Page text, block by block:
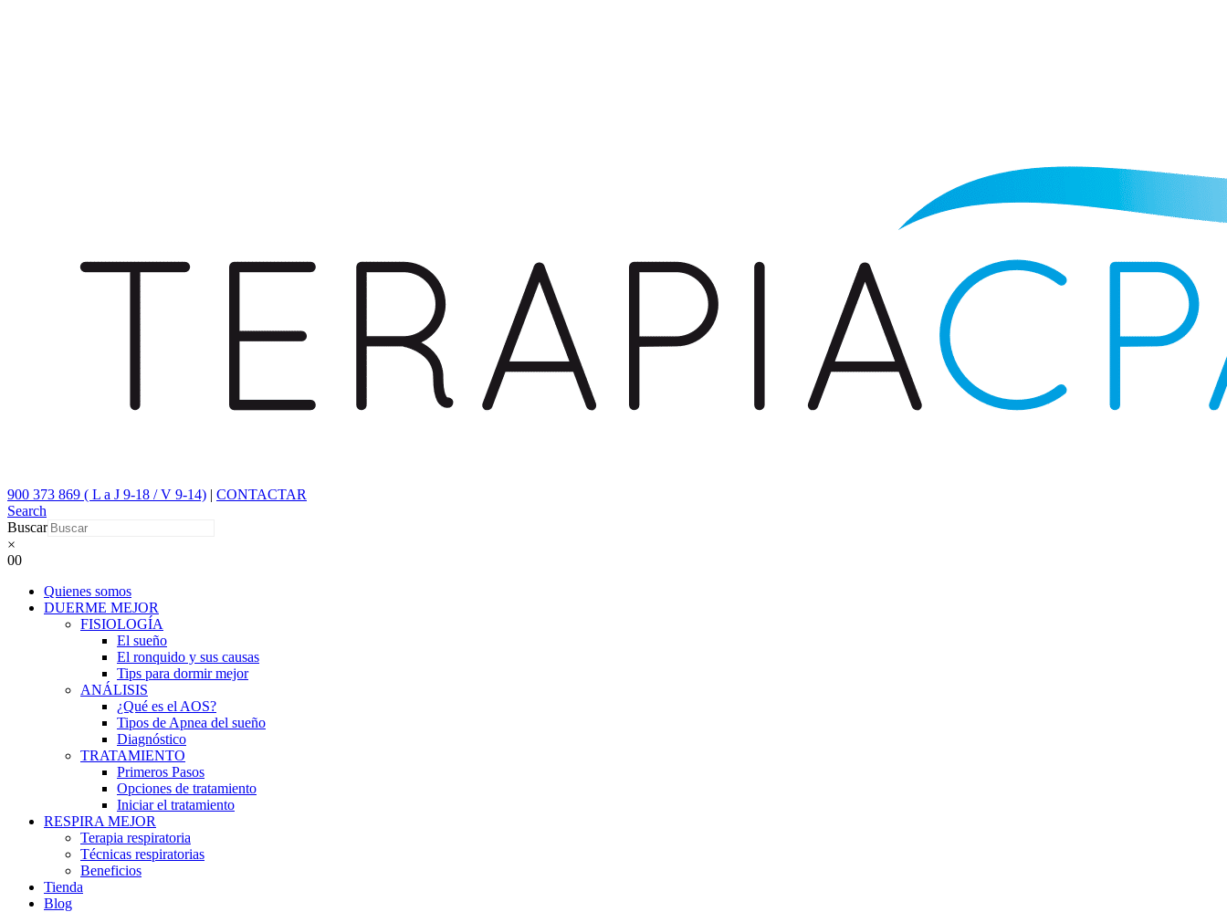
900 373 869 ( L a J 9-18 / V 9-14) | CONTACTAR
Search
Buscar
×
00
Quienes somos
DUERME MEJOR
FISIOLOGÍA
El sueño
El ronquido y sus causas
Tips para dormir mejor
ANÁLISIS
¿Qué es el AOS?
Tipos de Apnea del sueño
Diagnóstico
TRATAMIENTO
Primeros Pasos
Opciones de tratamiento
Iniciar el tratamiento
RESPIRA MEJOR
Terapia respiratoria
Técnicas respiratorias
Beneficios
Tienda
Blog